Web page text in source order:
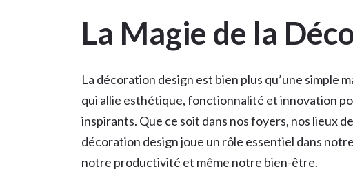
La Magie de la
La décoration design est bien plus qu’une simple
qui allie esthétique, fonctionnalité et innovation
inspirants. Que ce soit dans nos foyers, nos lieux
décoration design joue un rôle essentiel dans
notre productivité et même notre bien-être.